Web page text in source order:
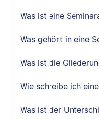
Was ist eine
Was gehört in eine
Was ist die
Wie schreibe ich
Was ist der